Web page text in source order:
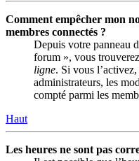
Comment empêcher mon
membres connectés ?
Depuis votre panneau
forum », vous
ligne. Si vous
administrateurs, les
compté parmi les
Haut
Les heures ne sont pas